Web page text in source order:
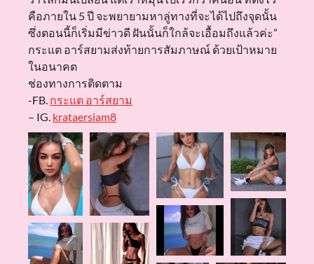
คือภายใน 5 ปี จะพยายามหาลู่ทางที่จะได้ไปถึงจุดนั้น
ซึ่งตอนนี้ก็เริ่มมีข่าวดี ฝันนั้นก็ใกล้จะเอื้อมถึงแล้วค่ะ”
กระแต อาร์สยามส่งท้ายการสัมภาษณ์ ด้วยเป้าหมาย
ในอนาคต
ช่องทางการติดตาม
-FB. กระแต อาร์สยาม
– IG. krataersiam8